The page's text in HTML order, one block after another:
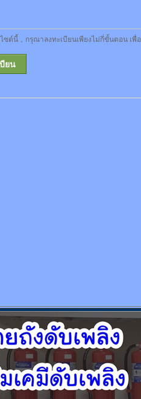
ต์นี้，กรุณาลงทะเบียนเพียงไม่กี่ขั้นตอน เพื่
ยน